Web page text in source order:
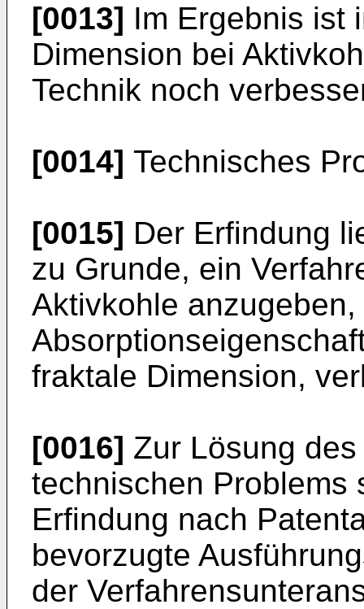
[0013] Im Ergebnis ist
Dimension bei
Technik noch
[0014] Technisches
[0015] Der Erfindung
zu Grunde, ein
Aktivkohle
fraktale Dimension,
[0016] Zur Lösung
technischen Problems
Erfindung nach
bevorzugte
der